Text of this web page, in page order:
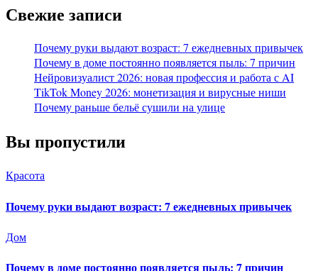
Свежие записи
Почему руки выдают возраст: 7 ежедневных привычек
Почему в доме постоянно появляется пыль: 7 причин
Нейровизуалист 2026: новая профессия и работа с AI
TikTok Money 2026: монетизация и вирусные ниши
Почему раньше бельё сушили на улице
Вы пропустили
Красота
Почему руки выдают возраст: 7 ежедневных привычек
Дом
Почему в доме постоянно появляется пыль: 7 причин